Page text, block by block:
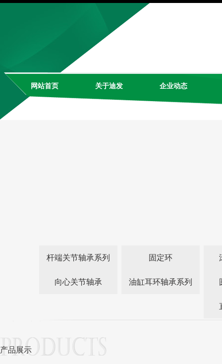
网站首页 关于迪发 企业动态
杆端关节轴承系列 固定环
向心关节轴承 油缸耳环轴承系列
产品展示